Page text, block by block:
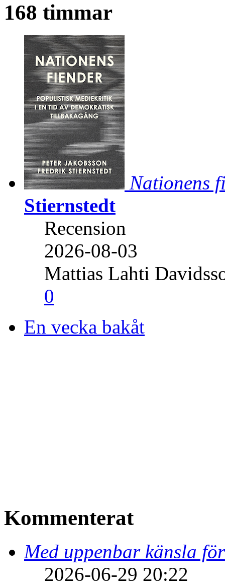
168 timmar
Nationens
Stiernstedt
Recension
2026-08-03
Mattias Lahti
0
En vecka bakåt
Kommenterat
Med uppenbar känsla
2026-06-29 20:22